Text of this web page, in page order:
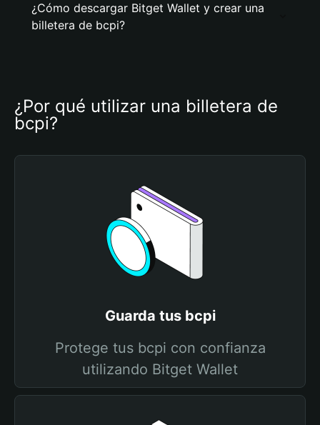
¿Cómo descargar Bitget Wallet y crear una
billetera de bcpi?
¿Por qué utilizar una billetera de
bcpi?
Guarda tus bcpi
Protege tus bcpi con confianza
utilizando Bitget Wallet